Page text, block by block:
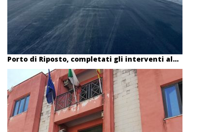
Porto di Riposto, completati gli interventi al...